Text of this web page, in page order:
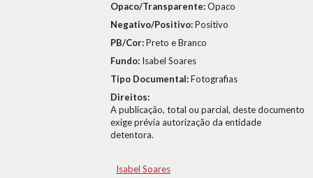
Opaco/Transparente:Opaco
Negativo/Positivo:Positivo
PB/Cor:Preto e Branco
Fundo: Isabel Soares
Tipo Documental:Fotografias
Direitos:
A publicação, total ou parcial, deste documento
exige prévia autorização da entidade
detentora.
Isabel Soares